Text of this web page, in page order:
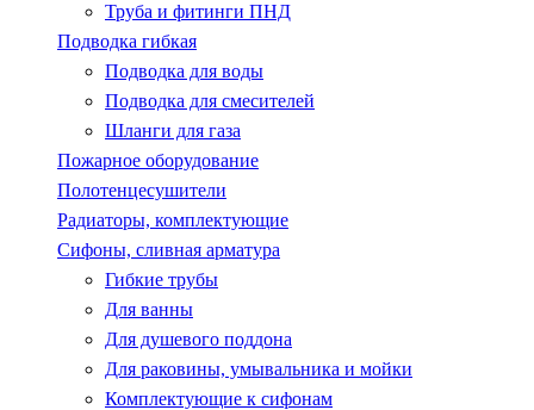
Труба и фитинги ПНД
Подводка гибкая
Подводка для воды
Подводка для смесителей
Шланги для газа
Пожарное оборудование
Полотенцесушители
Радиаторы, комплектующие
Сифоны, сливная арматура
Гибкие трубы
Для ванны
Для душевого поддона
Для раковины, умывальника и мойки
Комплектующие к сифонам